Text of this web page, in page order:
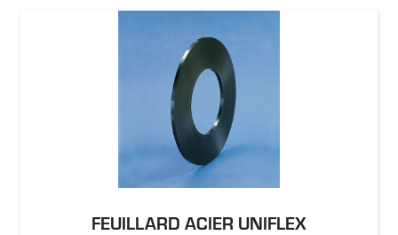
FEUILLARD ACIER UNIFLEX